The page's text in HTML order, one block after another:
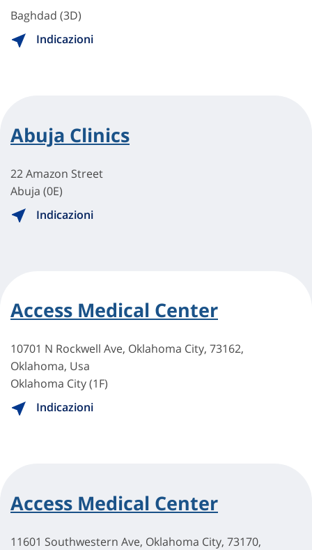
Baghdad (3D)
Indicazioni
Abuja Clinics
22 Amazon Street
Abuja (0E)
Indicazioni
Access Medical Center
10701 N Rockwell Ave, Oklahoma City, 73162,
Oklahoma, Usa
Oklahoma City (1F)
Indicazioni
Access Medical Center
11601 Southwestern Ave, Oklahoma City, 73170,